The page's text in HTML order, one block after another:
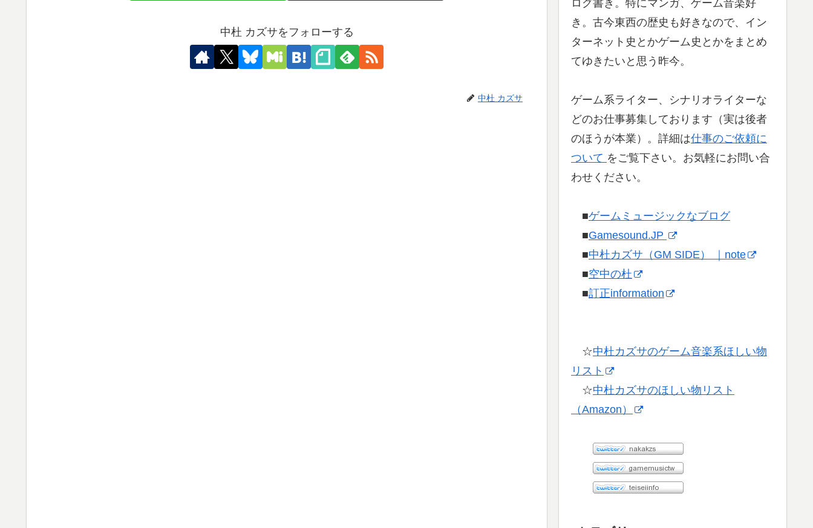
中杜 カズサをフォローする
中杜 カズサ
ログ書き。特にマンガ、ゲーム音楽好
き。古今東西の歴史も好きなので、イン
ターネット史とかゲーム史とかをまとめ
てゆきたいと思う昨今。
ゲーム系ライター、シナリオライターな
どのお仕事募集しております（実は後者
のほうが本業）。詳細は仕事のご依頼に
ついて をご覧下さい。お気軽にお問い合
わせください。
■ゲームミュージックなブログ
■Gamesound.JP
■中杜カズサ（GM SIDE） ｜note
■空中の杜
■訂正information
☆中杜カズサのゲーム音楽系ほしい物
リスト
☆中杜カズサのほしい物リスト
（Amazon）